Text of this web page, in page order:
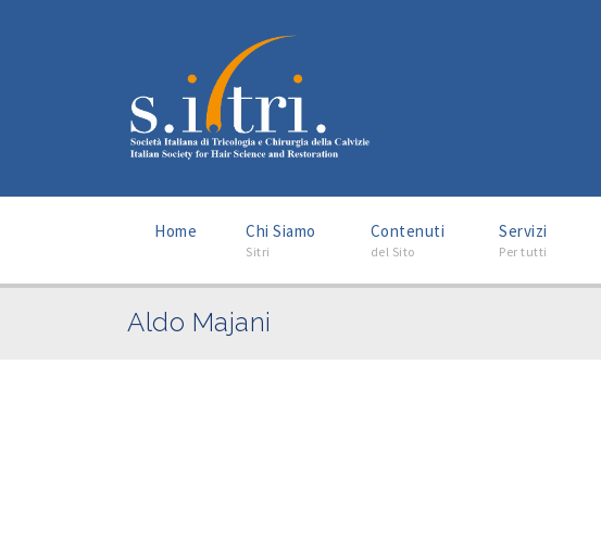
Home Chi Siamo
Sitri
Contenuti
del Sito
Servizi
Per tutti
Aldo Majani